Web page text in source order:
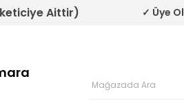
Aittir) ✓ Üye Ol